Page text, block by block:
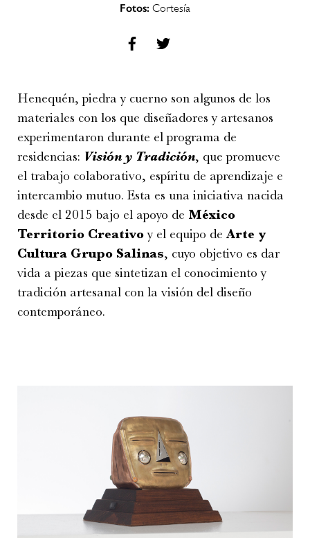
Fotos: Cortesía
Henequén, piedra y cuerno son algunos de los
materiales con los que diseñadores y artesanos
experimentaron durante el programa de
residencias: Visión y Tradición, que promueve
el trabajo colaborativo, espíritu de aprendizaje e
intercambio mutuo. Esta es una iniciativa nacida
desde el 2015 bajo el apoyo de México
Territorio Creativoy el equipo de Arte y
Cultura Grupo Salinas, cuyo objetivo es dar
vida a piezas que sintetizan el conocimiento y
tradición artesanal con la visión del diseño
contemporáneo.